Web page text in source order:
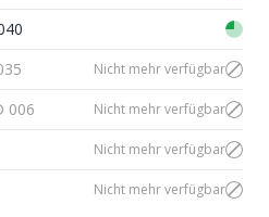
Nicht mehr verfügbar
006 Nicht mehr verfügbar
Nicht mehr verfügbar
Nicht mehr verfügbar